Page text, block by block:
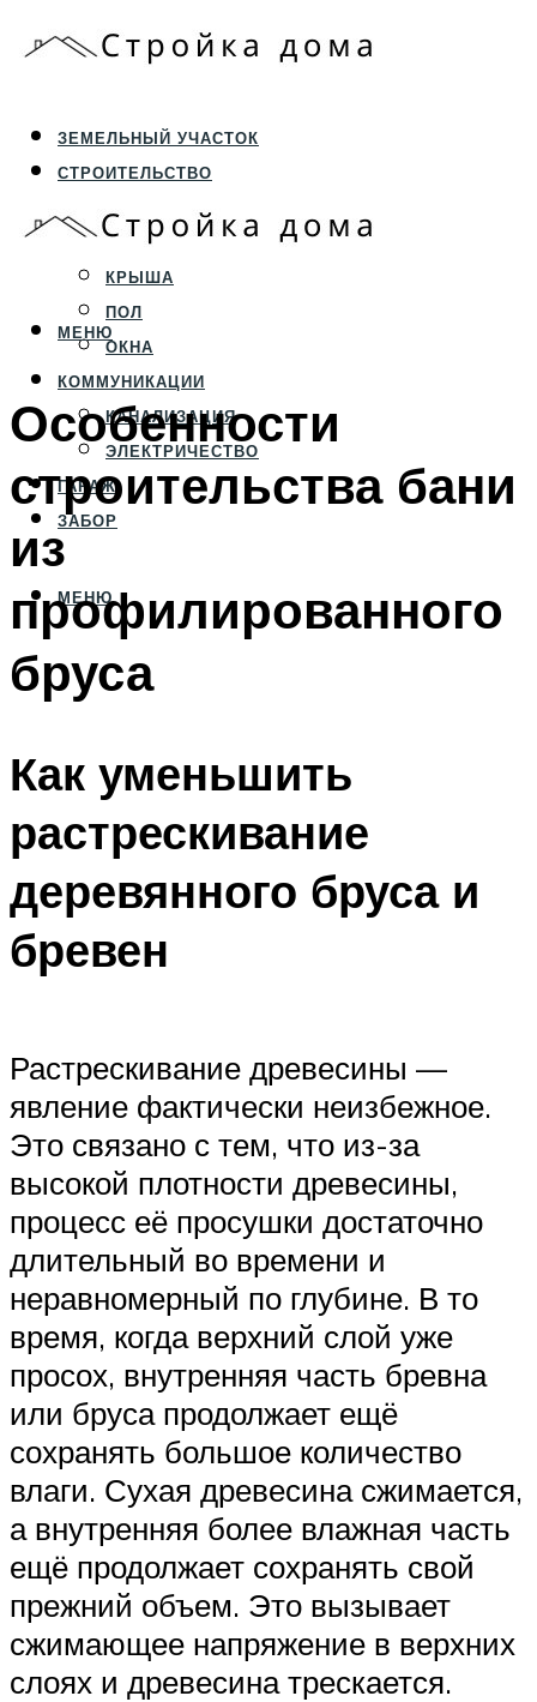
ЗЕМЕЛЬНЫЙ УЧАСТОК
СТРОИТЕЛЬСТВО
ФУНДАМЕНТ И ЦОКОЛЬ
ПЕРЕКРЫТИЯ И СТЕНЫ
КРЫША
ПОЛ
ОКНА
КОММУНИКАЦИИ
КАНАЛИЗАЦИЯ
ЭЛЕКТРИЧЕСТВО
ГАРАЖ
ЗАБОР
МЕНЮ
МЕНЮ
Особенности
строительства бани
из
профилированного
бруса
Как уменьшить
растрескивание
деревянного бруса и
бревен
Растрескивание древесины —
явление фактически неизбежное.
Это связано с тем, что из-за
высокой плотности древесины,
процесс её просушки достаточно
длительный во времени и
неравномерный по глубине. В то
время, когда верхний слой уже
просох, внутренняя часть бревна
или бруса продолжает ещё
сохранять большое количество
влаги. Сухая древесина сжимается,
а внутренняя более влажная часть
ещё продолжает сохранять свой
прежний объем. Это вызывает
сжимающее напряжение в верхних
слоях и древесина трескается.